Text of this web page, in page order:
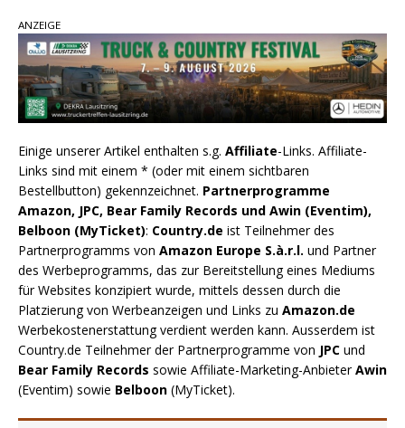
ANZEIGE
Einige unserer Artikel enthalten s.g. Affiliate-Links. Affiliate-
Links sind mit einem * (oder mit einem sichtbaren
Bestellbutton) gekennzeichnet. Partnerprogramme
Amazon, JPC, Bear Family Records und Awin (Eventim),
Belboon (MyTicket): Country.de ist Teilnehmer des
Partnerprogramms von Amazon Europe S.à.r.l. und Partner
des Werbeprogramms, das zur Bereitstellung eines Mediums
für Websites konzipiert wurde, mittels dessen durch die
Platzierung von Werbeanzeigen und Links zu Amazon.de
Werbekostenerstattung verdient werden kann. Ausserdem ist
Country.de Teilnehmer der Partnerprogramme von JPC und
Bear Family Records sowie Affiliate-Marketing-AnbieterAwin
(Eventim) sowie Belboon (MyTicket).